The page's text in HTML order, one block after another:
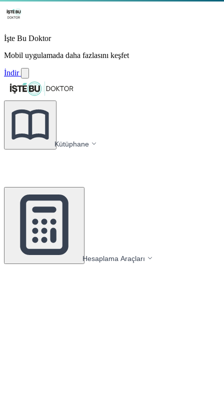
İşte Bu Doktor
Mobil uygulamada daha fazlasını keşfet
İndir
Kütüphane
Hesaplama Araçları